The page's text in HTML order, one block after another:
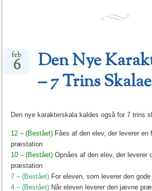
Den Nye
– 7 Trins
feb
6
Den nye karakterskala kaldes også for 7 trins
12 – (Bestået) Fåes af den elev, der leverer en
præstation
10 – (Bestået) Opnåes af den elev, der leverer
præstation
7 – (Bestået) For eleven, som leverer den
4 – (Bestået) Når eleven leverer den jævne